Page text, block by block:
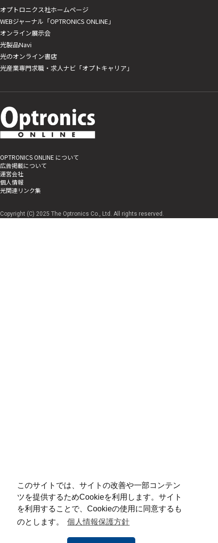
このサイトでは、サイトの改善や一部コンテン
ツを提供するためCookieを利用します。サイト
を利用することで、Cookieの使用に同意するも
のとします。
個人情報保護方針
オプトロニクス社ホームページ
WEBジャーナル「OPTRONICS ONLINE」
オンライン展示会
光製品Navi
光のオンライン書店
光産業専門求職・求人ナビ「オプトキャリア」
OPTRONICS ONLINE について
広告掲載について
運営会社
個人情報
光関連リンク集
Copyright (C) 2025 The Optronics Co., Ltd. All rights reserved.